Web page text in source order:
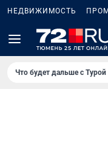
НЕДВИЖИМОСТЬ
Что будет дальше с